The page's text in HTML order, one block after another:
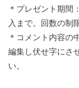
＊プレゼント期間
入まで。回数の制
＊コメント内容の
編集し伏せ字にさ
い。